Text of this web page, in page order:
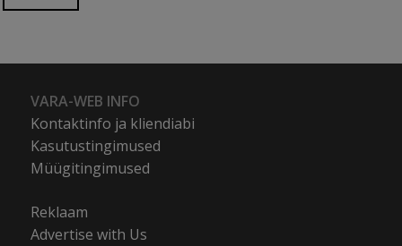
VARA-WEB INFO
Kontaktinfo ja kliendiabi
Kasutustingimused
Müügitingimused
Reklaam
Advertise with Us